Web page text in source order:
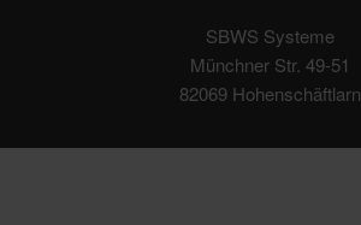
SBWS Systeme
Münchner Str. 49-51
82069 Hohenschäftlarn